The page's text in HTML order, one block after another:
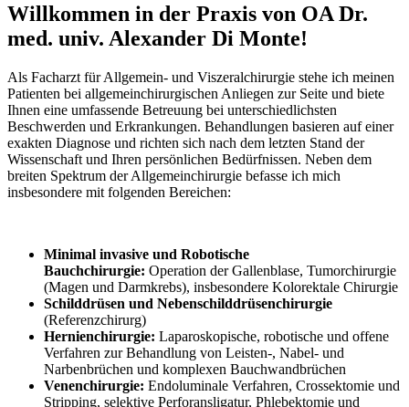
Willkommen in der Praxis von OA Dr.
med. univ. Alexander Di Monte!
Als Facharzt für Allgemein- und Viszeralchirurgie stehe ich meinen
Patienten bei allgemeinchirurgischen Anliegen zur Seite und biete
Ihnen eine umfassende Betreuung bei unterschiedlichsten
Beschwerden und Erkrankungen. Behandlungen basieren auf einer
exakten Diagnose und richten sich nach dem letzten Stand der
Wissenschaft und Ihren persönlichen Bedürfnissen. Neben dem
breiten Spektrum der Allgemeinchirurgie befasse ich mich
insbesondere mit folgenden Bereichen:
Minimal invasive und Robotische
Bauchchirurgie: Operation der Gallenblase, Tumorchirurgie
(Magen und Darmkrebs), insbesondere Kolorektale Chirurgie
Schilddrüsen und Nebenschilddrüsenchirurgie
(Referenzchirurg)
Hernienchirurgie: Laparoskopische, robotische und offene
Verfahren zur Behandlung von Leisten-, Nabel- und
Narbenbrüchen und komplexen Bauchwandbrüchen
Venenchirurgie: Endoluminale Verfahren, Crossektomie und
Stripping, selektive Perforansligatur, Phlebektomie und